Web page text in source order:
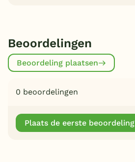
Beoordelingen
Beoordeling plaatsen
0 beoordelingen
Plaats de eerste beoordeling